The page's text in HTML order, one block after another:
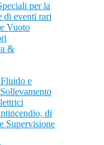
per la
di eventi rari
Vuoto
&
e
di
Supervisione